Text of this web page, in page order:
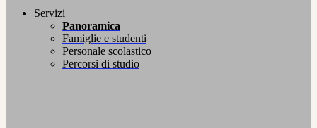
Servizi
Panoramica
Famiglie e studenti
Personale scolastico
Percorsi di studio